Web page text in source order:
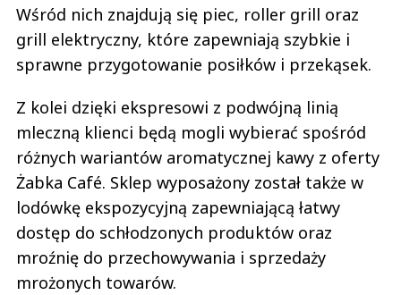
Wśród nich znajdują się piec, roller grill oraz
grill elektryczny, które zapewniają szybkie i
sprawne przygotowanie posiłków i przekąsek.
Z kolei dzięki ekspresowi z podwójną linią
mleczną klienci będą mogli wybierać spośród
różnych wariantów aromatycznej kawy z oferty
Żabka Café. Sklep wyposażony został także w
lodówkę ekspozycyjną zapewniającą łatwy
dostęp do schłodzonych produktów oraz
mroźnię do przechowywania i sprzedaży
mrożonych towarów.